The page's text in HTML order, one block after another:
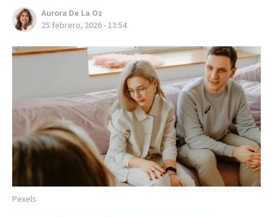
Aurora De La Oz
25 febrero, 2026 - 13:54
Pexels